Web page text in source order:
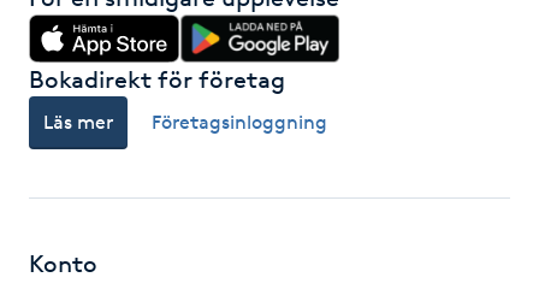
Käkledsbehandling
Kärlbehandling
Bokadirekt för företag
Läs mer Företagsinloggning
Konto